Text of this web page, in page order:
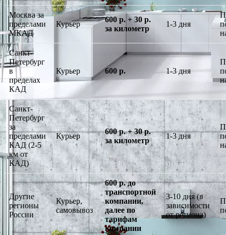
Москва за
пределами
МКАД
Курьер
600 р. + 30 р.
за километр
1-3 дня
Санкт-
Петербург
в
пределах
КАД
Курьер 600 р. 1-3 дня
Санкт-
Петербург
за
пределами
КАД (2-5
км от
КАД)
Курьер
600 р. + 30 р.
за километр
1-3 дня
Другие
регионы
России
Курьер,
самовывоз
600 р. до
транспортной
компании,
далее по
тарифам
компании
3-10 дня (в
зависимости
от региона)